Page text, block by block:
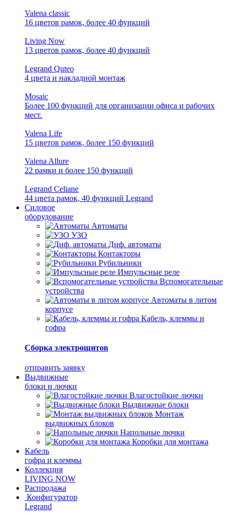
Valena classic
16 цветов рамок, более 40 функций
Living Now
13 цветов рамок, более 40 функций
Legrand Quteo
4 цвета и накладной монтаж
Mosaic
Более 100 функций для организации офиса и рабочих
мест.
Valena Life
15 цветов рамок, более 150 функций
Valena Allure
22 рамки и более 150 функций
Legrand Celiane
44 цвета рамок, 40 функций Legrand
Силовое
оборудование
Автоматы
УЗО
Диф. автоматы
Контакторы
Рубильники
Импульсные реле
Вспомогательные
устройства
Автоматы в литом
корпусе
Кабель, клеммы и
гофра
Сборка электрощитов
отправить заявку
Выдвижные
блоки и лючки
Влагостойкие лючки
Выдвижные блоки
Монтаж
выдвижных блоков
Напольные лючки
Коробки для монтажа
Кабель
гофра и клеммы
Коллекция
LIVING NOW
Распродажа
Конфигуратор
Legrand